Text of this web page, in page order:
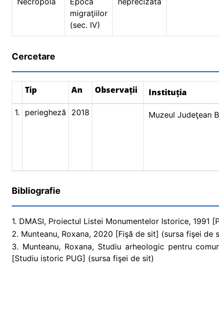
migraţiilor
(sec. IV)
Cercetare
Tip An Observații Instituția
1. periegheză 2018 Muzeul Judeţean
Bibliografie
1. DMASI, Proiectul Listei Monumentelor Istorice, 1991
2. Munteanu, Roxana, 2020 [Fişă de sit] (sursa fişei de
3. Munteanu, Roxana, Studiu arheologic pentru
[Studiu istoric PUG] (sursa fişei de sit)